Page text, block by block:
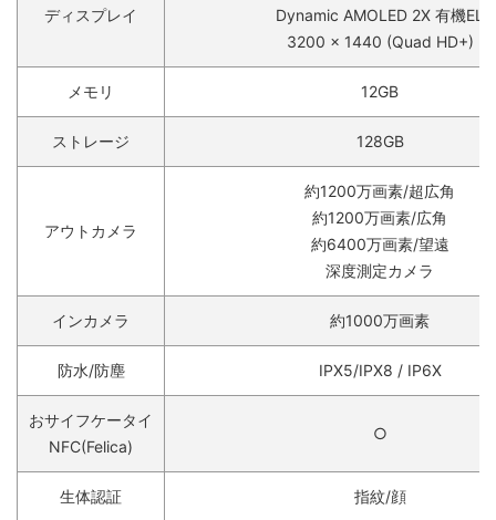
ディスプレイ
Dynamic AMOLED 2X 有機EL
3200 x 1440 (Quad HD+)
メモリ 12GB
ストレージ 128GB
アウトカメラ
約1200万画素/超広角
約1200万画素/広角
約6400万画素/望遠
深度測定カメラ
インカメラ 約1000万画素
防水/防塵 IPX5/IPX8 / IP6X
おサイフケータイ
NFC(Felica)
○
生体認証 指紋/顔